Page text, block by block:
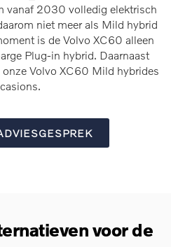
vanaf 2030 volledig elektrisch
niet meer als Mild hybrid
is de Volvo XC60 alleen
Plug-in hybrid. Daarnaast
Volvo XC60 Mild hybrides
voor de